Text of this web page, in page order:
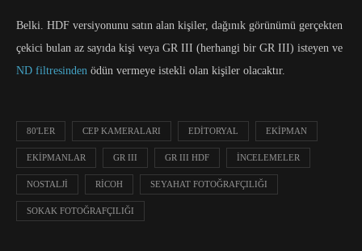
Belki. HDF versiyonunu satın alan kişiler, dağınık görünümü gerçekten
çekici bulan az sayıda kişi veya GR III (herhangi bir GR III) isteyen ve
ND filtresinden ödün vermeye istekli olan kişiler olacaktır.
80'LER CEP KAMERALARI EDITORYAL EKIPMAN
EKIPMANLAR GR III GR III HDF INCELEMELER
NOSTALJI RICOH SEYAHAT FOTOĞRAFÇILIĞI
SOKAK FOTOĞRAFÇILIĞI